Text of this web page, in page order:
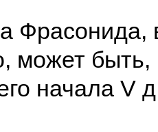
Фрасонида,
может быть,
начала V